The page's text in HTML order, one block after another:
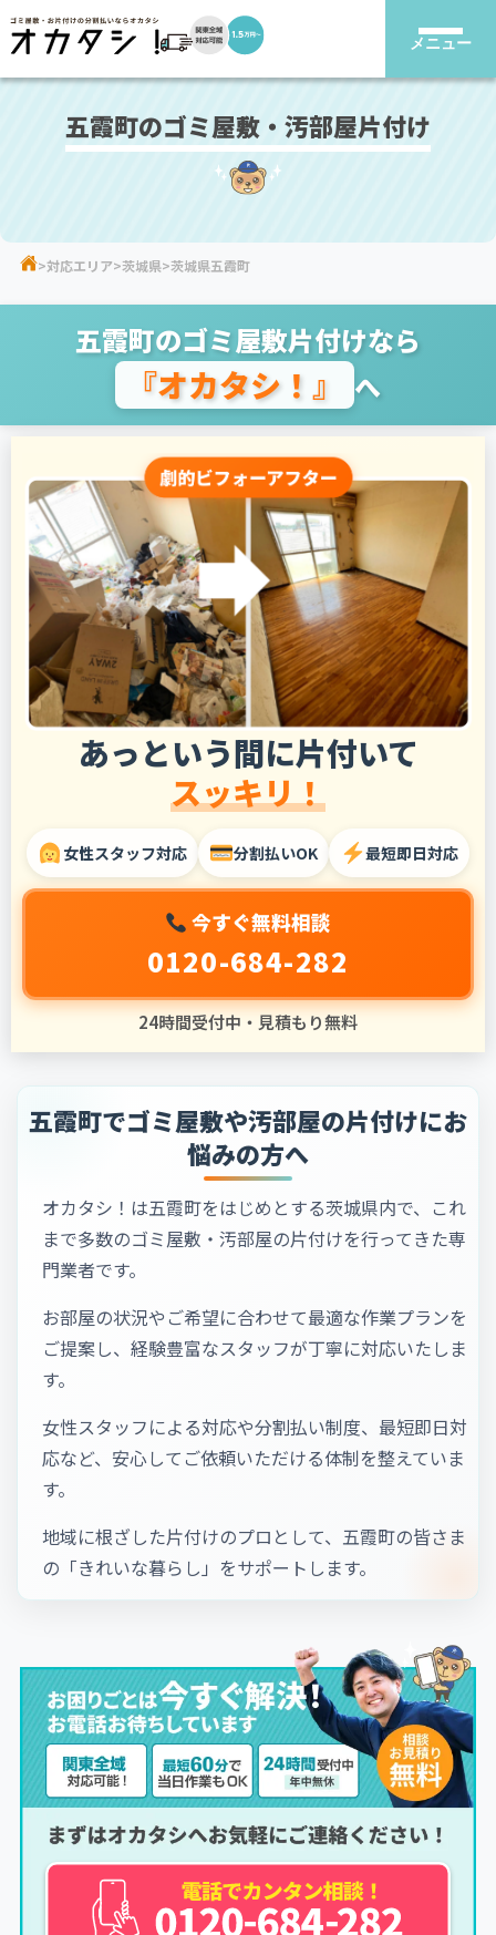
メニュー
五霞町のゴミ屋敷・汚部屋片付け
対応エリア 茨城県 茨城県五霞町
五霞町のゴミ屋敷片付けなら
『オカタシ！』 へ
あっという間に片付いて
スッキリ！
女性スタッフ対応 分割払いOK 最短即日対応
今すぐ無料相談
0120-684-282
24時間受付中・見積もり無料
五霞町でゴミ屋敷や汚部屋の片付けにお
悩みの方へ
オカタシ！は五霞町をはじめとする茨城県内で、これ
まで多数のゴミ屋敷・汚部屋の片付けを行ってきた専
門業者です。
お部屋の状況やご希望に合わせて最適な作業プランを
ご提案し、経験豊富なスタッフが丁寧に対応いたしま
す。
女性スタッフによる対応や分割払い制度、最短即日対
応など、安心してご依頼いただける体制を整えていま
す。
地域に根ざした片付けのプロとして、五霞町の皆さま
の「きれいな暮らし」をサポートします。